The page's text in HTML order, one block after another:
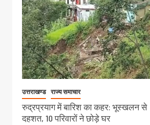
उत्तराखण्ड राज्य समाचार
रुद्रप्रयाग में बारिश का कहर: भूस्खलन से
दहशत, 10 परिवारों ने छोड़े घर